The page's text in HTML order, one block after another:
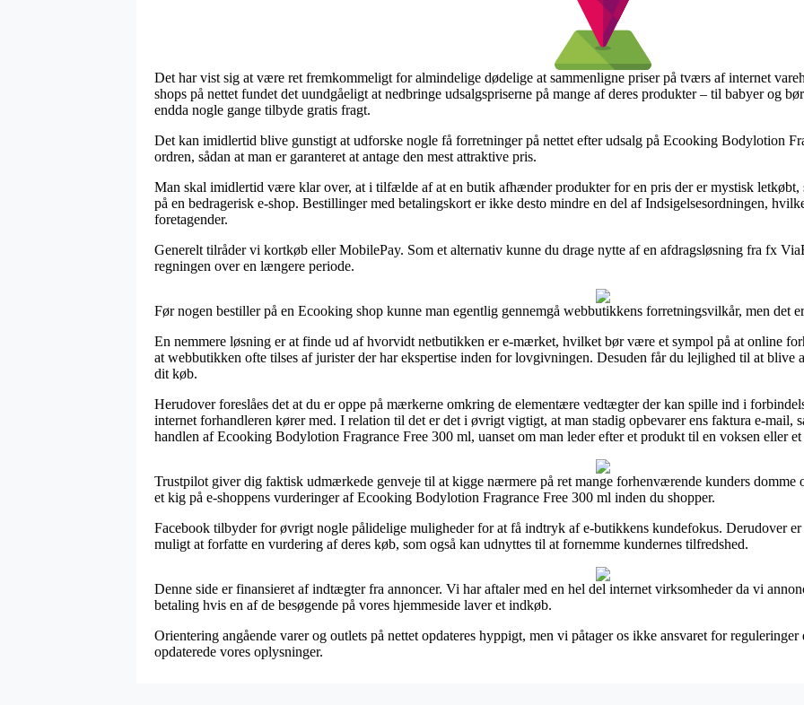
Det har vist sig at være ret fremkommeligt for almindelige dødelige at sammenligne priser på tværs af internet
shops på nettet fundet det uundgåeligt at nedbringe udsalgspriserne på mange af deres produkter – til babyer og
endda nogle gange tilbyde gratis fragt.
Det kan imidlertid blive gunstigt at udforske nogle få forretninger på nettet efter udsalg på Ecooking Bodylotion
ordren, sådan at man er garanteret at antage den mest attraktive pris.
Man skal imidlertid være klar over, at i tilfælde af at en butik afhænder produkter for en pris der er mystisk
på en bedragerisk e-shop. Bestillinger med betalingskort er ikke desto mindre en del af Indsigelsesordningen,
foretagender.
Generelt tilråder vi kortkøb eller MobilePay. Som et alternativ kunne du drage nytte af en afdragsløsning fra fx
regningen over en længere periode.
Før nogen bestiller på en Ecooking shop kunne man egentlig gennemgå webbutikkens forretningsvilkår, men det
En nemmere løsning er at finde ud af hvorvidt netbutikken er e-mærket, hvilket bør være et sympol på at online
at webbutikken ofte tilses af jurister der har ekspertise inden for lovgivningen. Desuden får du lejlighed til at blive
dit køb.
Herudover foreslåes det at du er oppe på mærkerne omkring de elementære vedtægter der kan spille ind i
internet forhandleren kører med. I relation til det er det i øvrigt vigtigt, at man stadig opbevarer ens faktura e-mail,
handlen af Ecooking Bodylotion Fragrance Free 300 ml, uanset om man leder efter et produkt til en voksen eller et
Trustpilot giver dig faktisk udmærkede genveje til at kigge nærmere på ret mange forhenværende kunders domme
et kig på e-shoppens vurderinger af Ecooking Bodylotion Fragrance Free 300 ml inden du shopper.
Facebook tilbyder for øvrigt nogle pålidelige muligheder for at få indtryk af e-butikkens kundefokus. Derudover
muligt at forfatte en vurdering af deres køb, som også kan udnyttes til at fornemme kundernes tilfredshed.
Denne side er finansieret af indtægter fra annoncer. Vi har aftaler med en hel del internet virksomheder da vi
betaling hvis en af de besøgende på vores hjemmeside laver et indkøb.
Orientering angående varer og outlets på nettet opdateres hyppigt, men vi påtager os ikke ansvaret for
opdaterede vores oplysninger.